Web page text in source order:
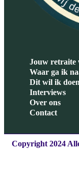
Jouw retraite
Waar ga ik
Dit wil ik doen
Interviews
Over ons
Contact
Copyright 2024